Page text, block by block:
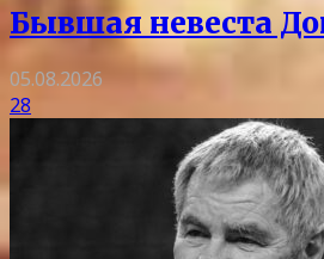
Бывшая невеста
05.08.2026
28